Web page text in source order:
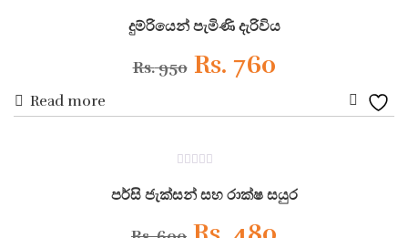
Rs. 350.Rs. 297.
out
of
දුම්රියෙන් පැමිණි දැරිවිය
Rs.950 Original
price
was:
Rs. 950.
Rs. 760Current
price
Rs. 760.
Read more
out
of
පර්සි ජැක්සන් සහ රාක්ෂ සයුර